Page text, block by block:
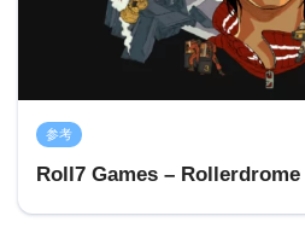
参考
Roll7 Games – Rollerdrome